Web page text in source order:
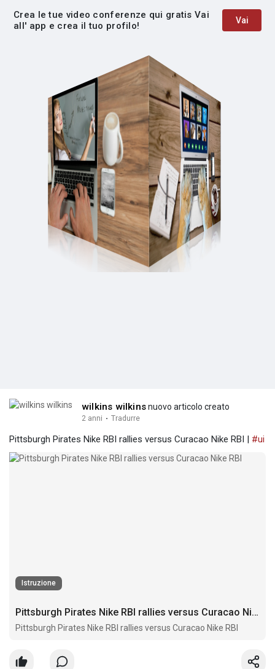
Crea le tue video conferenze qui gratis Vai
all' app e crea il tuo profilo!
Vai
wilkins wilkinsnuovo articolo creato
2 anni · Tradurre
Pittsburgh Pirates Nike RBI rallies versus Curacao Nike RBI | #ui
Istruzione
Pittsburgh Pirates Nike RBI rallies versus Curacao Nike RBI
Pittsburgh Pirates Nike RBI rallies versus Curacao Nike RBI